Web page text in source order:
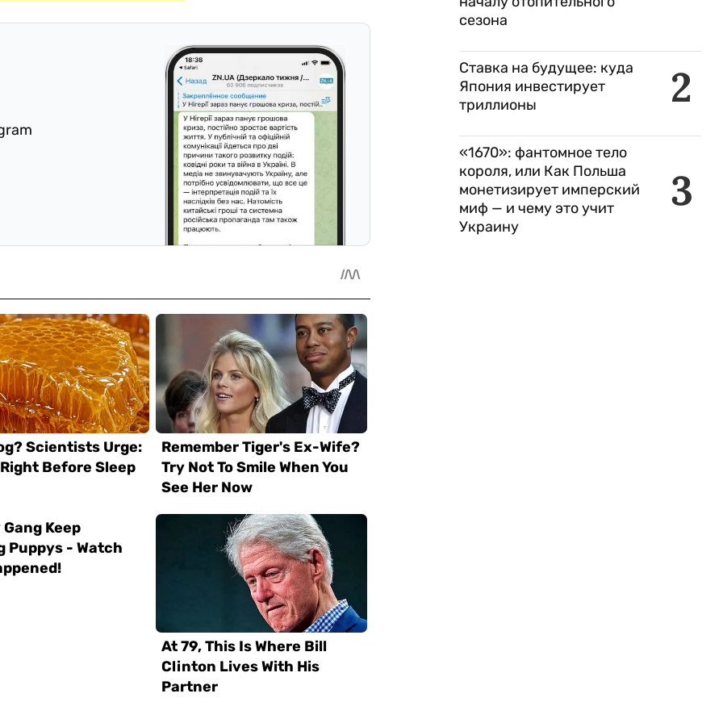
сезона
2
Ставка на будущее: куда
Япония инвестирует
триллионы
3
«1670»: фантомное тело
короля, или Как Польша
монетизирует имперский
миф — и чему это учит
Украину